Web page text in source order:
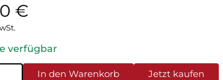
€
verfügbar
In den Warenkorb Jetzt kaufen